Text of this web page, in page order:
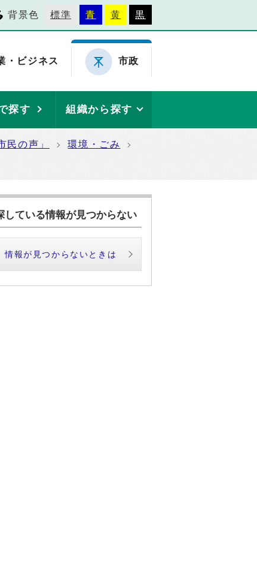
背景色 標準 青 黄 黒
・ビジネス 市政
探す 組織から探す
民の声」
環境・ごみ
している情報が見つからない
情報が見つからないときは